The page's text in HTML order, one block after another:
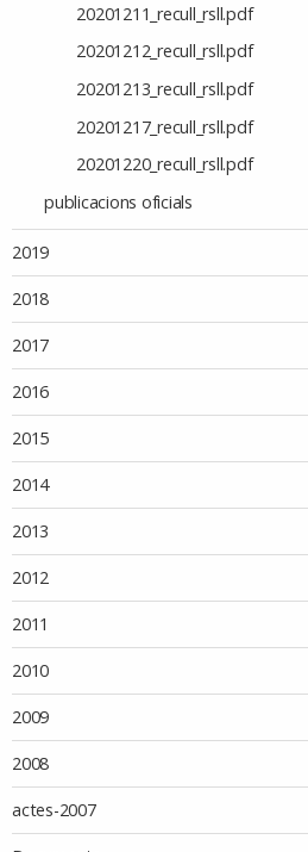
20201211_recull_rsll.pdf
20201212_recull_rsll.pdf
20201213_recull_rsll.pdf
20201217_recull_rsll.pdf
20201220_recull_rsll.pdf
publicacions oficials
2019
2018
2017
2016
2015
2014
2013
2012
2011
2010
2009
2008
actes-2007